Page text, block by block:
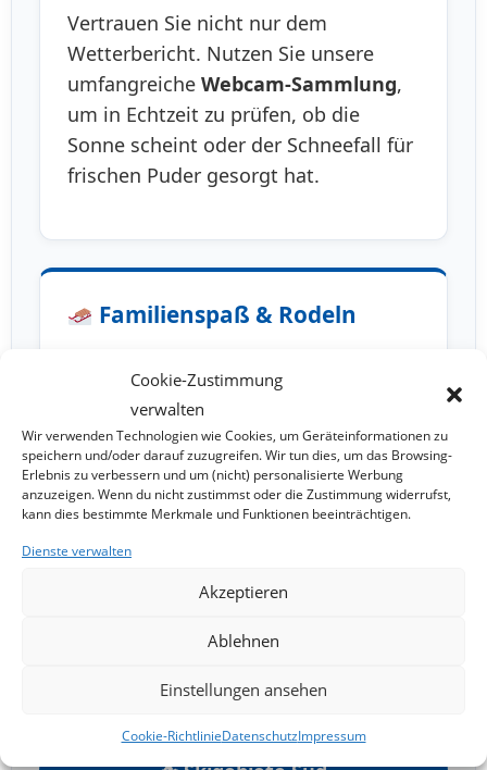
Cookie-Zustimmung
verwalten
Wir verwenden Technologien wie Cookies, um Geräteinformationen zu
speichern und/oder darauf zuzugreifen. Wir tun dies, um das Browsing-
Erlebnis zu verbessern und um (nicht) personalisierte Werbung
anzuzeigen. Wenn du nicht zustimmst oder die Zustimmung widerrufst,
kann dies bestimmte Merkmale und Funktionen beeinträchtigen.
Dienste verwalten
Akzeptieren
Ablehnen
Einstellungen ansehen
Cookie-RichtlinieDatenschutzImpressum
Vertrauen Sie nicht nur dem
Wetterbericht. Nutzen Sie unsere
umfangreiche Webcam-Sammlung,
um in Echtzeit zu prüfen, ob die
Sonne scheint oder der Schneefall für
frischen Puder gesorgt hat.
Familienspaß & Rodeln
Kosten. Wir zeigen Ihnen die besten
Spots zumSchlittenfahren und
Rodeln, inklusive Infos zur
Erreichbarkeit und aktuellen Lage vor
Ort.
⛷️ Skigebiete Nord